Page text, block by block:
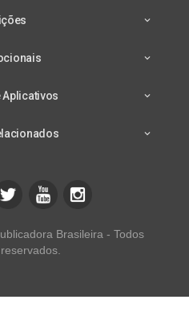
Aplicativos
Brasileira - Todos